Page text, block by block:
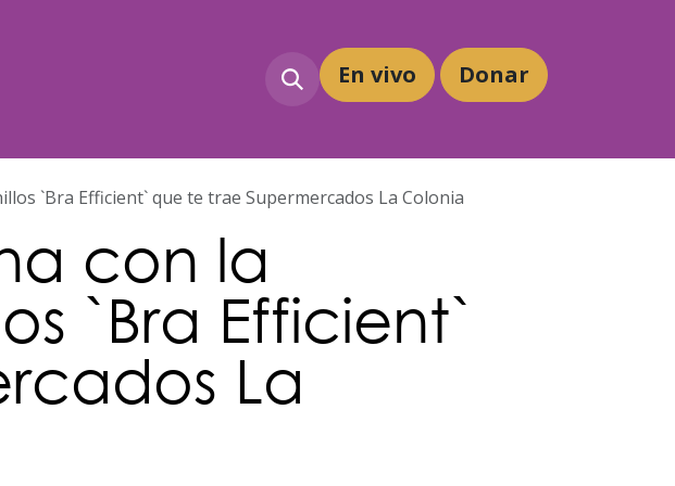
En vivo Donar
`Bra Efficient` que te trae Supermercados La Colonia
con la
`Bra Efficient`
La